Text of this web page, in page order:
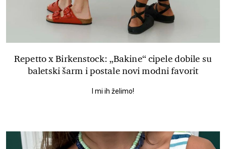
Repetto x Birkenstock: „Bakine“ cipele dobile su
baletski šarm i postale novi modni favorit
I mi ih želimo!